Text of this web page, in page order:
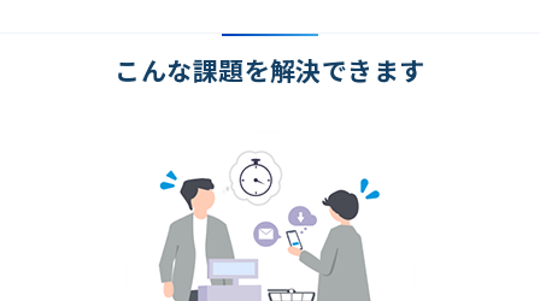
こんな課題を解決できます